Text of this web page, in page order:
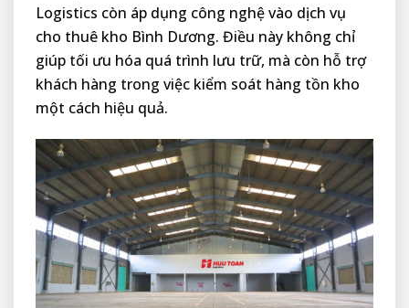
Logistics còn áp dụng công nghệ vào dịch vụ
cho thuê kho Bình Dương. Điều này không chỉ
giúp tối ưu hóa quá trình lưu trữ, mà còn hỗ trợ
khách hàng trong việc kiểm soát hàng tồn kho
một cách hiệu quả.